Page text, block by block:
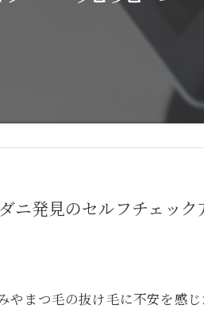
ニ発見のセルフチェッ
やまつ毛の抜け毛に不安を感